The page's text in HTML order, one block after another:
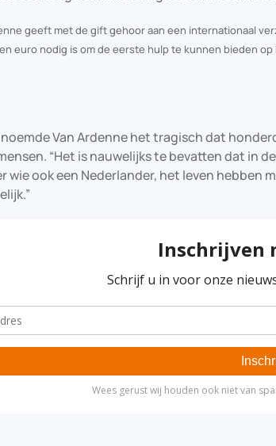
geeft met de gift gehoor aan een internationaal
euro nodig is om de eerste hulp te kunnen bieden
Van Ardenne het tragisch dat
“Het is nauwelijks te bevatten dat in
wie ook een Nederlander, het leven hebben